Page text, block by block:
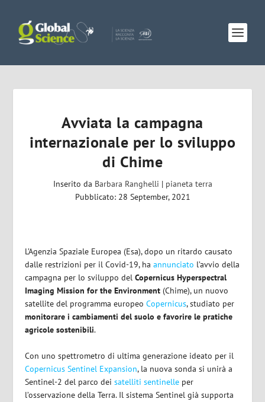
Avviata la campagna
internazionale per lo sviluppo
di Chime
Inserito da Barbara Ranghelli | pianeta terra
Pubblicato: 28 September, 2021
L’Agenzia Spaziale Europea (Esa), dopo un ritardo causato
dalle restrizioni per il Covid-19, haannunciato l’avvio della
campagna per lo sviluppo delCopernicus Hyperspectral
Imaging Mission for the Environment (Chime), un nuovo
satellite del programma europeoCopernicus, studiato per
monitorare i cambiamenti del suolo e favorire le pratiche
agricole sostenibili.
Con uno spettrometro di ultima generazione ideato per il
Copernicus Sentinel Expansion, la nuova sonda si unirà a
Sentinel-2 del parco deisatelliti sentinelle per
l’osservazione della Terra. Il sistema Sentinel già supporta